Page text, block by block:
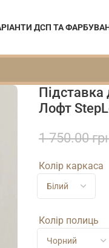
ДСП ТА
Підставка
Лофт
1 750.00
Колір каркаса
Колір полиць